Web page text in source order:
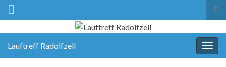
Lauftreff Radolfzell